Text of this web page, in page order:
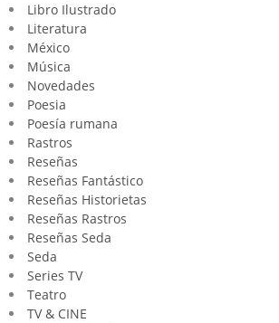
Libro Ilustrado
Literatura
México
Música
Novedades
Poesia
Poesía rumana
Rastros
Reseñas
Reseñas Fantástico
Reseñas Historietas
Reseñas Rastros
Reseñas Seda
Seda
Series TV
Teatro
TV & CINE